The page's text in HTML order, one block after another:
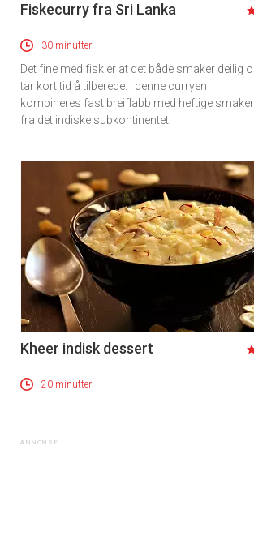
Fiskecurry fra Sri Lanka
30 minutter
Det fine med fisk er at det både smaker deilig
tar kort tid å tilberede. I denne curryen
kombineres fast breiflabb med heftige smaker
fra det indiske subkontinentet.
Kheer indisk dessert
20 minutter